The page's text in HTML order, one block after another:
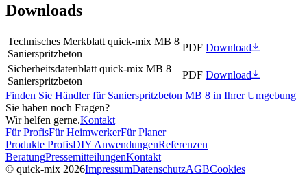
Downloads
Technisches Merkblatt quick-mix MB 8
Sanierspritzbeton
PDF Download
Sicherheitsdatenblatt quick-mix MB 8
Sanierspritzbeton
PDF Download
Finden Sie Händler für Sanierspritzbeton MB 8 in Ihrer Umgebung
Sie haben noch Fragen?
Wir helfen gerne.Kontakt
Für ProfisFür HeimwerkerFür Planer
Produkte ProfisDIY AnwendungenReferenzen
BeratungPressemitteilungenKontakt
© quick-mix 2026ImpressumDatenschutzAGBCookies